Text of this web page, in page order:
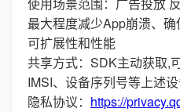
最大程度减少App崩溃、
可扩展性和性能
共享方式：SDK主动获取,
IMSI、设备序列号等上述设
隐私协议： https://